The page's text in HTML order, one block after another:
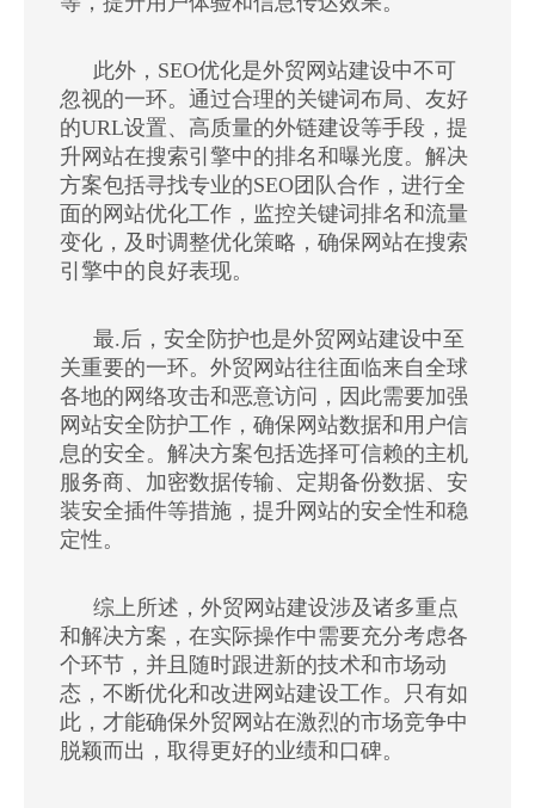
此外，SEO优化是外贸网站建设中不可
忽视的一环。通过合理的关键词布局、友好
的URL设置、高质量的外链建设等手段，提
升网站在搜索引擎中的排名和曝光度。解决
方案包括寻找专业的SEO团队合作，进行全
面的网站优化工作，监控关键词排名和流量
变化，及时调整优化策略，确保网站在搜索
引擎中的良好表现。
最.后，安全防护也是外贸网站建设中至
关重要的一环。外贸网站往往面临来自全球
各地的网络攻击和恶意访问，因此需要加强
网站安全防护工作，确保网站数据和用户信
息的安全。解决方案包括选择可信赖的主机
服务商、加密数据传输、定期备份数据、安
装安全插件等措施，提升网站的安全性和稳
定性。
综上所述，外贸网站建设涉及诸多重点
和解决方案，在实际操作中需要充分考虑各
个环节，并且随时跟进新的技术和市场动
态，不断优化和改进网站建设工作。只有如
此，才能确保外贸网站在激烈的市场竞争中
脱颖而出，取得更好的业绩和口碑。